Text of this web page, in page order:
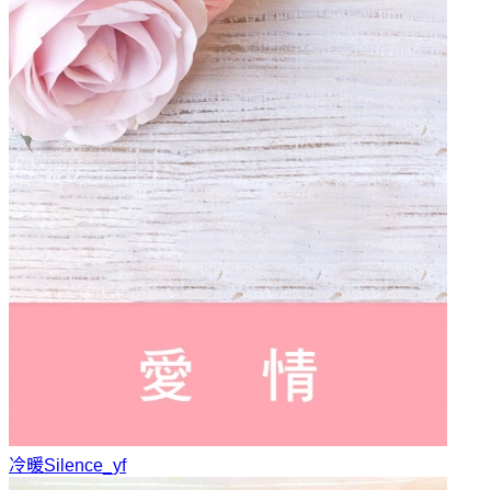
冷暖Silence_yf